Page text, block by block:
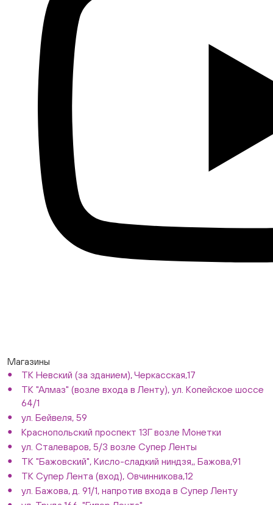
Магазины
ТК Невский (за зданием), Черкасская,17
ТК "Алмаз" (возле входа в Ленту), ул. Копейское шоссе
64/1
ул. Бейвеля, 59
Краснопольский проспект 13Г возле Монетки
ул. Сталеваров, 5/3 возле Супер Ленты
ТК "Бажовский", Кисло-сладкий ниндзя,, Бажова,91
ТК Супер Лента (вход), Овчинникова,12
ул. Бажова, д. 91/1, напротив входа в Супер Ленту